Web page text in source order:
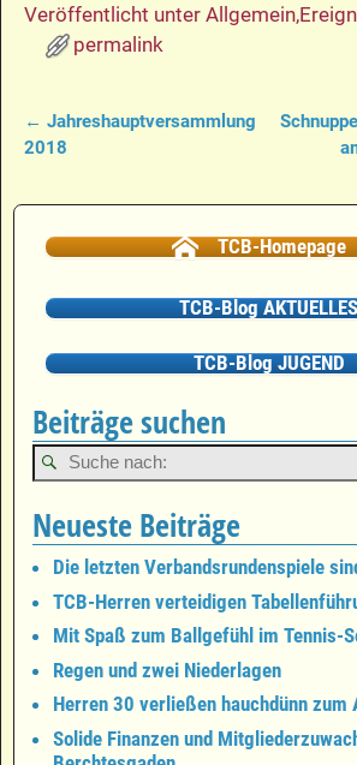
Veröffentlicht unter Allgemein,
permalink
Artikelnavigation
← Jahreshauptversammlung
2018
TCB-Homepage
TCB-Blog
TCB-Blog JUGEND
Beiträge suchen
Neueste Beiträge
Die letzten Verbandsrundenspiele
TCB-Herren verteidigen
Mit Spaß zum Ballgefühl im Tennis-
Regen und zwei Niederlagen
Herren 30 verließen hauchdünn zum
Solide Finanzen und